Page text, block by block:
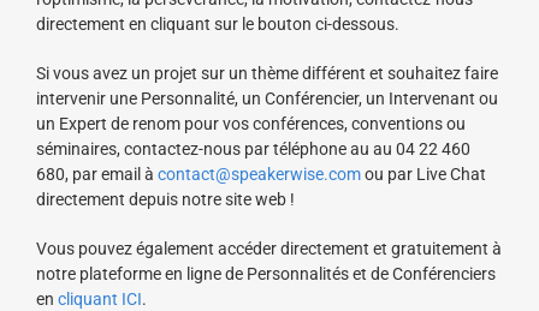
directement en cliquant sur le bouton ci-dessous.
Si vous avez un projet sur un thème différent et souhaitez faire
intervenir une Personnalité, un Conférencier, un Intervenant ou
un Expert de renom pour vos conférences, conventions ou
séminaires, contactez-nous par téléphone au au 04 22 460
680, par email à contact@speakerwise.comou par Live Chat
directement depuis notre site web !
Vous pouvez également accéder directement et gratuitement à
notre plateforme en ligne de Personnalités et de Conférenciers
en cliquant ICI.